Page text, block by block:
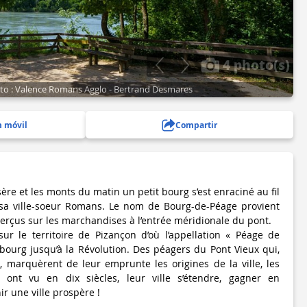
4 photo(s)
: Valence Romans Agglo - Bertrand Desmares
móvil Compartir
et les monts du matin un petit bourg s’est enraciné au fil
ville-soeur Romans. Le nom de Bourg-de-Péage provient
sur les marchandises à l’entrée méridionale du pont.
le territoire de Pizançon d’où l’appellation « Péage de
jusqu’à la Révolution. Des péagers du Pont Vieux qui,
marquèrent de leur emprunte les origines de la ville, les
ont vu en dix siècles, leur ville s’étendre, gagner en
une ville prospère !